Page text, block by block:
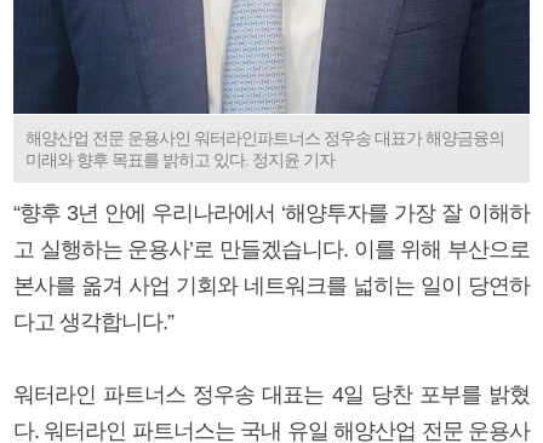
해양산업 전문 운용사인 워터라인파트너스 정우송 대표가 해양금융의
미래와 향후 목표를 밝히고 있다. 정지윤 기자
“향후 3년 안에 우리나라에서 ‘해양투자를 가장 잘 이해하
고 실행하는 운용사’로 만들겠습니다. 이를 위해 부산으로
본사를 옮겨 사업 기회와 네트워크를 넓히는 일이 당연하
다고 생각합니다.”
워터라인 파트너스 정우송 대표는 4일 당찬 포부를 밝혔
다. 워터라인 파트너스는 국내 유일 해양산업 전문 운용사